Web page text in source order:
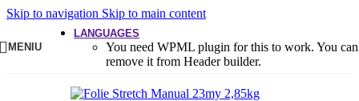
Skip to navigation Skip to main content
MENIU
LANGUAGES
You need WPML plugin for this to work. You can
remove it from Header builder.